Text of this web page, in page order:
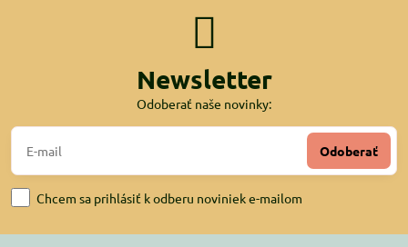
Newsletter
Odoberať naše novinky:
Odoberať
Chcem sa prihlásiť k odberu noviniek e-mailom